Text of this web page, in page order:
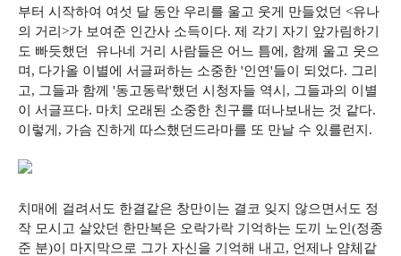
부터 시작하여 여섯 달 동안 우리를 울고 웃게 만들었던 <유나
의 거리>가 보여준 인간사 소득이다. 제 각기 자기 앞가림하기
도 빠듯했던 유나네 거리 사람들은 어느 틈에, 함께 울고 웃으
며, 다가올 이별에 서글퍼하는 소중한 '인연'들이 되었다. 그리
고, 그들과 함께 '동고동락'했던 시청자들 역시, 그들과의 이별
이 서글프다. 마치 오래된 소중한 친구를 떠나보내는 것 같다.
이렇게, 가슴 진하게 따스했던드라마를 또 만날 수 있를런지.
치매에 걸려서도 한결같은 창만이는 결코 잊지 않으면서도 정
작 모시고 살았던 한만복은 오락가락 기억하는 도끼 노인(정종
준 분)이 마지막으로 그가 자신을 기억해 내고, 언제나 얌체같